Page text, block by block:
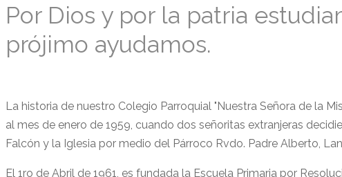
Por Dios y por la patria
prójimo ayudamos.
La historia de nuestro Colegio Parroquial "Nuestra Señora de la
al mes de enero de 1959, cuando dos señoritas extranjeras
Falcón y la Iglesia por medio del Párroco Rvdo. Padre Alberto,
El 1ro de Abril de 1961, es fundada la Escuela Primaria por